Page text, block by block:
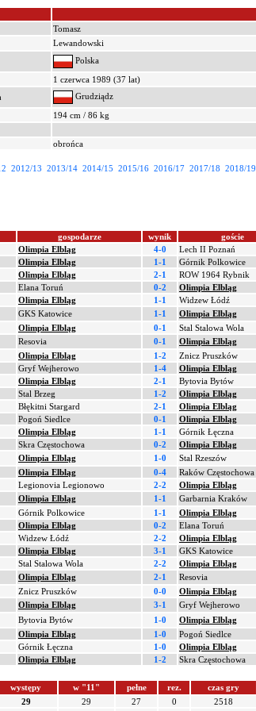
Tomasz
Lewandowski
Polska
1 czerwca 1989 (37 lat)
Grudziądz
194 cm / 86 kg
obrońca
2012/13 2013/14 2014/15 2015/16 2016/17 2017/18 2018/19
gospodarze wynik goście
Olimpia Elbląg 4-0 Lech II Poznań
Olimpia Elbląg 1-1 Górnik Polkowice
Olimpia Elbląg 2-1 ROW 1964 Rybnik
Elana Toruń 0-2 Olimpia Elbląg
Olimpia Elbląg 1-1 Widzew Łódź
GKS Katowice 1-1 Olimpia Elbląg
Olimpia Elbląg 0-1 Stal Stalowa Wola
Resovia 0-1 Olimpia Elbląg
Olimpia Elbląg 1-2 Znicz Pruszków
Gryf Wejherowo 1-4 Olimpia Elbląg
Olimpia Elbląg 2-1 Bytovia Bytów
Stal Brzeg 1-2 Olimpia Elbląg
Błękitni Stargard 2-1 Olimpia Elbląg
Pogoń Siedlce 0-1 Olimpia Elbląg
Olimpia Elbląg 1-1 Górnik Łęczna
Skra Częstochowa 0-2 Olimpia Elbląg
Olimpia Elbląg 1-0 Stal Rzeszów
Olimpia Elbląg 0-4 Raków Częstochowa
Legionovia Legionowo 2-2 Olimpia Elbląg
Olimpia Elbląg 1-1 Garbarnia Kraków
Górnik Polkowice 1-1 Olimpia Elbląg
Olimpia Elbląg 0-2 Elana Toruń
Widzew Łódź 2-2 Olimpia Elbląg
Olimpia Elbląg 3-1 GKS Katowice
Stal Stalowa Wola 2-2 Olimpia Elbląg
Olimpia Elbląg 2-1 Resovia
Znicz Pruszków 0-0 Olimpia Elbląg
Olimpia Elbląg 3-1 Gryf Wejherowo
Bytovia Bytów 1-0 Olimpia Elbląg
Olimpia Elbląg 1-0 Pogoń Siedlce
Górnik Łęczna 1-0 Olimpia Elbląg
Olimpia Elbląg 1-2 Skra Częstochowa
występy w "11" pełne rez. czas gry
29 29 27 0 2518